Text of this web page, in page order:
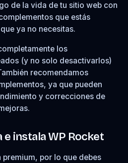
de la vida de tu sitio web con
que estás
ya no necesitas.
los
(y no solo desactivarlos)
recomendamos
ya que pueden
y correcciones de
e instala WP Rocket
premium, por lo que debes